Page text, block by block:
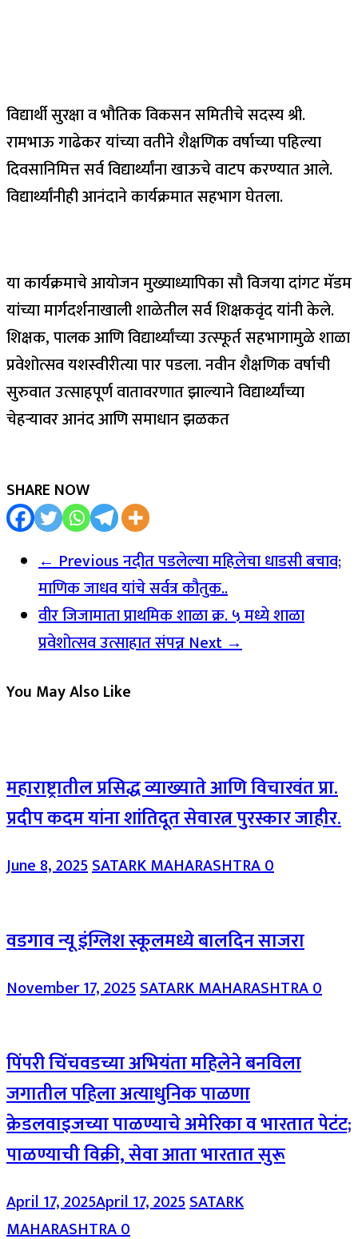
विद्यार्थी सुरक्षा व भौतिक विकसन समितीचे सदस्य श्री.
रामभाऊ गाढेकर यांच्या वतीने शैक्षणिक वर्षाच्या पहिल्या
दिवसानिमित्त सर्व विद्यार्थ्यांना खाऊचे वाटप करण्यात आले.
विद्यार्थ्यांनीही आनंदाने कार्यक्रमात सहभाग घेतला.
या कार्यक्रमाचे आयोजन मुख्याध्यापिका सौ विजया दांगट मॅडम
यांच्या मार्गदर्शनाखाली शाळेतील सर्व शिक्षकवृंद यांनी केले.
शिक्षक, पालक आणि विद्यार्थ्यांच्या उत्स्फूर्त सहभागामुळे शाळा
प्रवेशोत्सव यशस्वीरीत्या पार पडला. नवीन शैक्षणिक वर्षाची
सुरुवात उत्साहपूर्ण वातावरणात झाल्याने विद्यार्थ्यांच्या
चेहऱ्यावर आनंद आणि समाधान झळकत
SHARE NOW
← Previousनदीत पडलेल्या महिलेचा धाडसी बचाव;
माणिक जाधव यांचे सर्वत्र कौतुक..
वीर जिजामाता प्राथमिक शाळा क्र. ५ मध्ये शाळा
प्रवेशोत्सव उत्साहात संपन्नNext →
You May Also Like
महाराष्ट्रातील प्रसिद्ध व्याख्याते आणि विचारवंत प्रा.
प्रदीप कदम यांना शांतिदूत सेवारत्न पुरस्कार जाहीर.
June 8, 2025SATARK MAHARASHTRA0
वडगाव न्यू इंग्लिश स्कूलमध्ये बालदिन साजरा
November 17, 2025SATARK MAHARASHTRA0
पिंपरी चिंचवडच्या अभियंता महिलेने बनविला
जगातील पहिला अत्याधुनिक पाळणा
क्रेडलवाइजच्या पाळण्याचे अमेरिका व भारतात पेटंट;
पाळण्याची विक्री, सेवा आता भारतात सुरू
April 17, 2025April 17, 2025SATARK
MAHARASHTRA0